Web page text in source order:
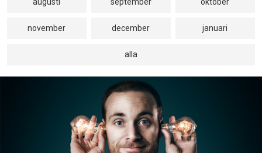
november december januari
alla